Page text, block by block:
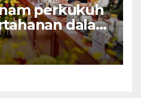
perkukuh
dalam
termasuk
risikan –